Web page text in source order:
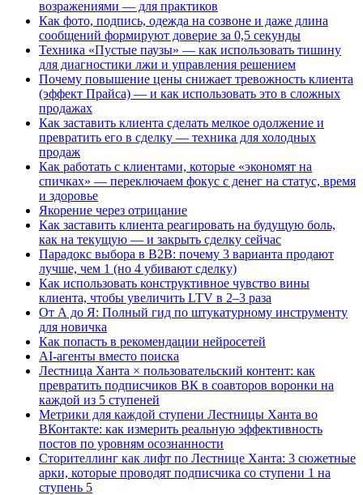
возражениями — для практиков
Как фото, подпись, одежда на созвоне и даже длина
сообщений формируют доверие за 0,5 секунды
Техника «Пустые паузы» — как использовать тишину
для диагностики лжи и управления решением
Почему повышение цены снижает тревожность клиента
(эффект Прайса) — и как использовать это в сложных
продажах
Как заставить клиента сделать мелкое одолжение и
превратить его в сделку — техника для холодных
продаж
Как работать с клиентами, которые «экономят на
спичках» — переключаем фокус с денег на статус, время
и здоровье
Якорение через отрицание
Как заставить клиента реагировать на будущую боль,
как на текущую — и закрыть сделку сейчас
Парадокс выбора в B2B: почему 3 варианта продают
лучше, чем 1 (но 4 убивают сделку)
Как использовать конструктивное чувство вины
клиента, чтобы увеличить LTV в 2–3 раза
От А до Я: Полный гид по штукатурному инструменту
для новичка
Как попасть в рекомендации нейросетей
AI-агенты вместо поиска
Лестница Ханта × пользовательский контент: как
превратить подписчиков ВК в соавторов воронки на
каждой из 5 ступеней
Метрики для каждой ступени Лестницы Ханта во
ВКонтакте: как измерить реальную эффективность
постов по уровням осознанности
Сторителлинг как лифт по Лестнице Ханта: 3 сюжетные
арки, которые проводят подписчика со ступени 1 на
ступень 5